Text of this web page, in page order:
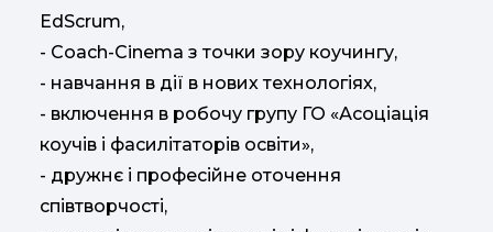
EdScrum,
- Coach-Cinema з точки зору коучингу,
- навчання в дії в нових технологіях,
- включення в робочу групу ГО «Асоціація
коучів і фасилітаторів освіти»,
- дружнє і професійне оточення
співтворчості,